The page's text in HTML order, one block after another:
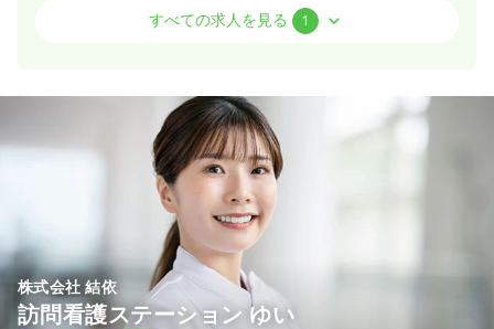
介護・福祉系正看護師
円〜
9:00～18:00（休憩60分）
時給1,300円以上可
気になる
すべての求人を見る 1
株式会社 結依
訪問看護ステーション ゆい